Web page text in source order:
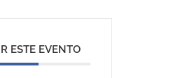
ESTE EVENTO